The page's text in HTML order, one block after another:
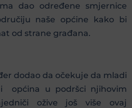
dao određene smjernice
naše općine kako bi
od strane građana.
dodao da očekuje da mladi
općina u podršci njihovim
ožive još više ovaj